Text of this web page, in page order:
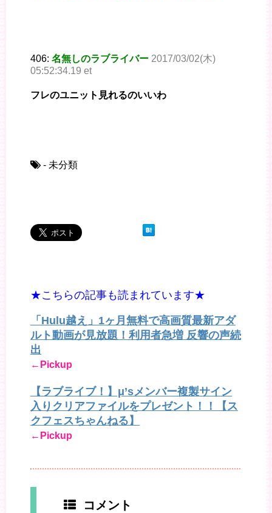
406: 名無しのラブライバー 2017/03/02(木)
05:52:34.19 et
フレのユニット見れるのいいわ
- 未分類
★こちらの記事も読まれています★
「Hulu越え」1ヶ月無料で高画質最新アダ
ルト動画が見放題！利用者急増 反響の声続
出
←Pickup
【ラブライブ！】μ’sメンバー複製サイン
入りクリアファイルをプレゼント！！【ス
クフェスちゃんねる】
←Pickup
コメント